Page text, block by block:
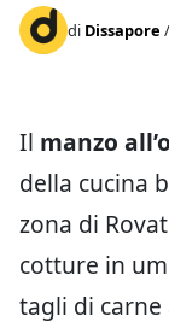
di Dissapore
Il manzo
della cucina
zona di
cotture in
tagli di